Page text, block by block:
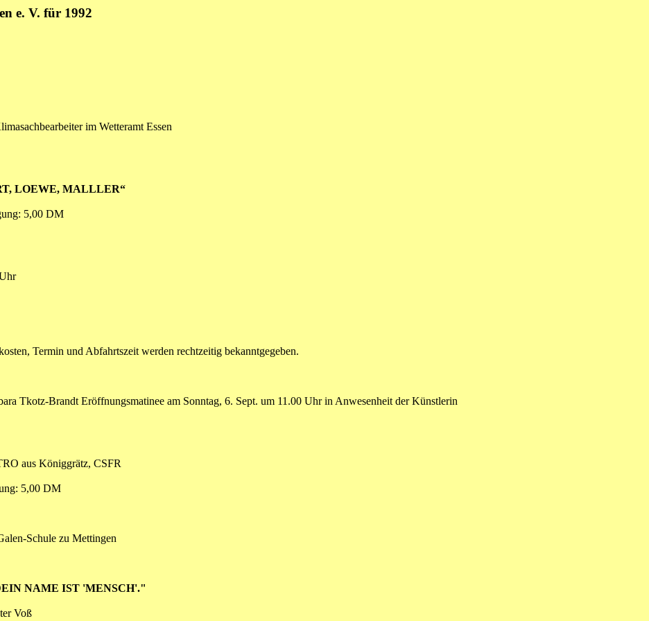
e. V. für 1992
im Wetteramt Essen
LOEWE, MALLLER“
5,00 DM
Termin und Abfahrtszeit werden rechtzeitig bekanntgegeben.
Tkotz-Brandt Eröffnungsmatinee am Sonntag, 6. Sept. um 11.00 Uhr in Anwesenheit der Künstlerin
aus Königgrätz, CSFR
5,00 DM
Schule zu Mettingen
NAME IST 'MENSCH'."
Voß